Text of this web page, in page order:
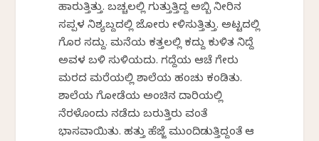
ಹಾರುತ್ತಿತ್ತು. ಬಚ್ಚಲಲ್ಲಿ ಗುತ್ತುತ್ತಿದ್ದ ಅಬ್ಬಿ ನೀರಿನ
ಸಪ್ಪಳ ನಿಶ್ಯಬ್ದದಲ್ಲಿ ಜೋರು ಕೇಳಿಸುತ್ತಿತ್ತು. ಅಟ್ಟದಲ್ಲಿ
ಗೊರಕೆ ಸದ್ದು. ಮನೆಯ ಕತ್ತಲಲ್ಲಿ ಕದ್ದು ಕುಳಿತ ನಿದ್ದೆ
ಅವಳ ಬಳಿ ಸುಳಿಯದು. ಗದ್ದೆಯ ಆಚೆ ಗೇರು
ಮರದ ಮರೆಯಲ್ಲಿ ಶಾಲೆಯ ಹಂಚು ಕಂಡಿತು.
ಶಾಲೆಯ ಗೋಡೆಯ ಅಂಚಿನ ದಾರಿಯಲ್ಲಿ
ನೆರಳೊಂದು ನಡೆದು ಬರುತ್ತಿರು ವಂತೆ
ಭಾಸವಾಯಿತು. ಹತ್ತು ಹೆಜ್ಜೆ ಮುಂದಿಡುತ್ತಿದ್ದಂತೆ ಆ